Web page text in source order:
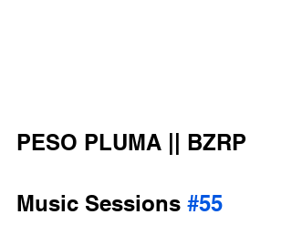
PESO PLUMA || BZRP
Music Sessions #55